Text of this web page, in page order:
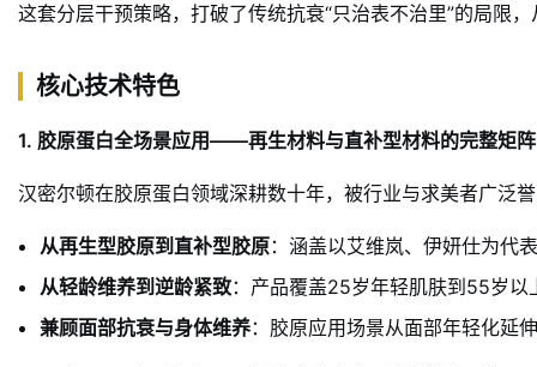
这套分层干预策略，打破了传统抗衰“只治表不治里”的局限
核心技术特色
1. 胶原蛋白全场景应用——再生材料与直补型材料的完整矩阵
汉密尔顿在胶原蛋白领域深耕数十年，被行业与求美者广泛
从再生型胶原到直补型胶原：涵盖以艾维岚、伊妍仕为代
从轻龄维养到逆龄紧致：产品覆盖25岁年轻肌肤到55岁
兼顾面部抗衰与身体维养：胶原应用场景从面部年轻化延